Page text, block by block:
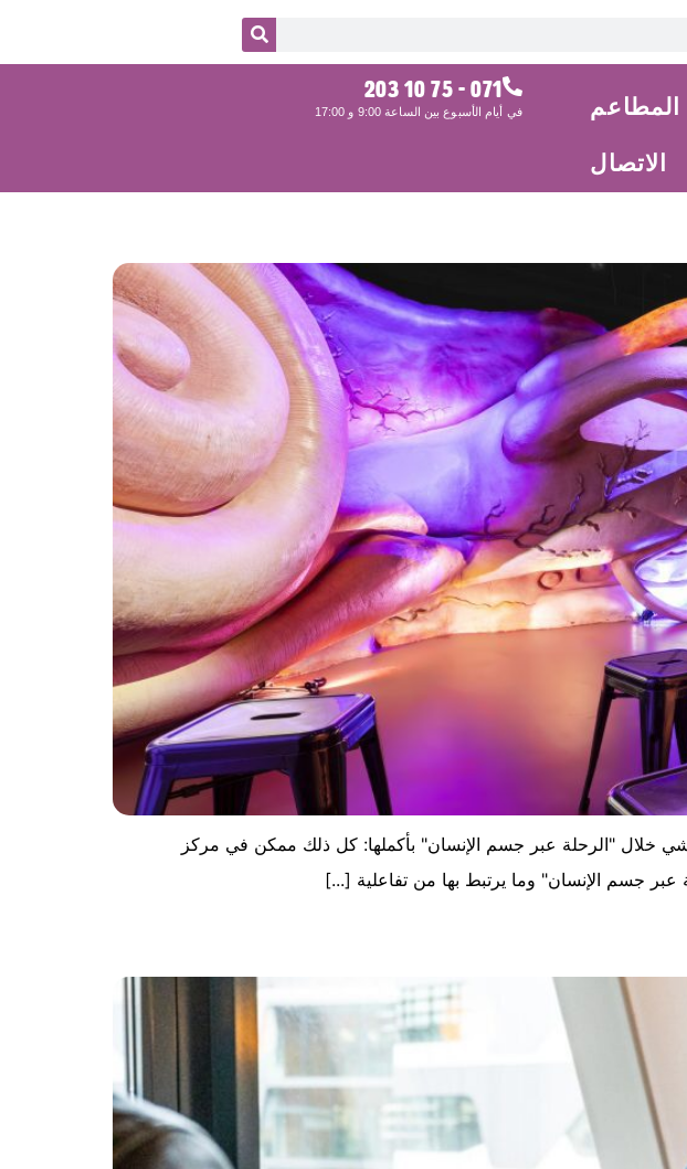
المطاعم
الاتصال
071 - 75 10 203
في أيام الأسبوع بين الساعة 9:00 و 17:00
خلال "الرحلة عبر جسم الإنسان" بأكملها: كل ذلك ممكن في مركز
جسم الإنسان" وما يرتبط بها من تفاعلية [...]